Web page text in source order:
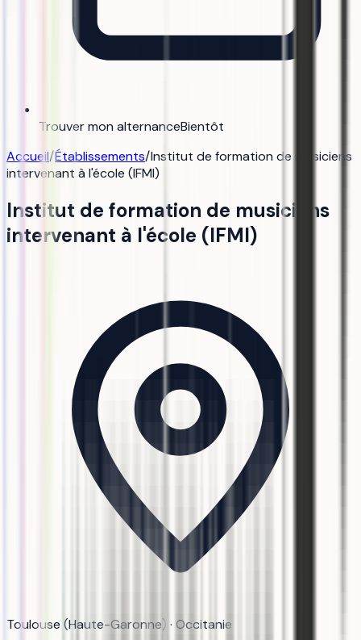
Trouver mon alternanceBientôt
Accueil/Établissements/Institut de formation de musiciens
intervenant à l'école (IFMI)
Institut de formation de musiciens
intervenant à l'école (IFMI)
Toulouse (Haute-Garonne) · Occitanie